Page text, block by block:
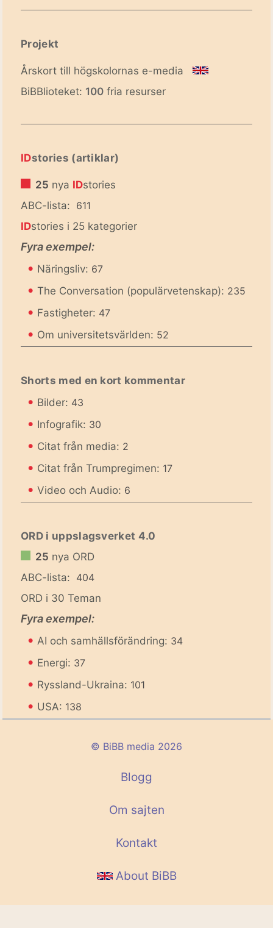
Projekt
Årskort till högskolornas e-media
BiBBlioteket: 100 fria resurser
IDstories (artiklar)
25 nya IDstories
ABC-lista: 611
IDstories i 25 kategorier
Fyra exempel:
• Näringsliv: 67
• The Conversation (populärvetenskap): 235
• Fastigheter: 47
• Om universitetsvärlden: 52
Shorts med en kort kommentar
• Bilder: 43
• Infografik: 30
• Citat från media: 2
• Citat från Trumpregimen: 17
• Video och Audio: 6
ORD i uppslagsverket 4.0
25 nya ORD
ABC-lista: 404
ORD i 30 Teman
Fyra exempel:
• AI och samhällsförändring: 34
• Energi: 37
• Ryssland-Ukraina: 101
• USA: 138
© BiBB media 2026
Blogg
Om sajten
Kontakt
About BiBB